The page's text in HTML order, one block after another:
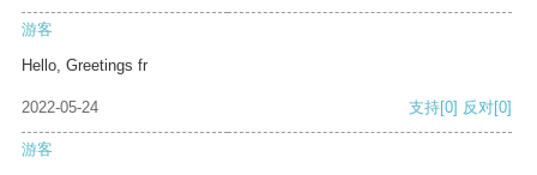
游客
Hello, Greetings fr
2022-05-24 支持[0] 反对[0]
游客